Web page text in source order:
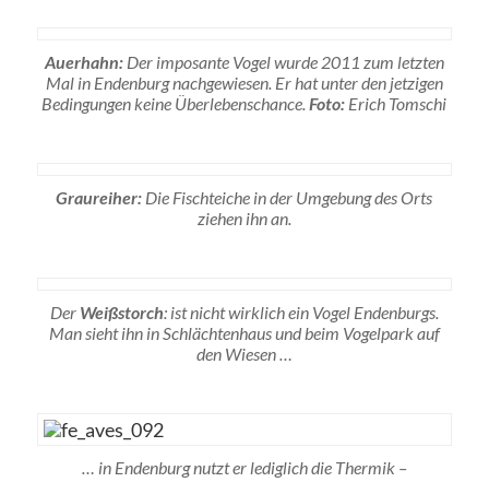
Auerhahn:Der imposante Vogel wurde 2011 zum letzten
Mal in Endenburg nachgewiesen. Er hat unter den jetzigen
Bedingungen keine Überlebenschance.Foto: Erich Tomschi
Graureiher: Die Fischteiche in der Umgebung des Orts
ziehen ihn an.
Der Weißstorch: ist nicht wirklich ein Vogel Endenburgs.
Man sieht ihn in Schlächtenhaus und beim Vogelpark auf
den Wiesen …
… in Endenburg nutzt er lediglich die Thermik –